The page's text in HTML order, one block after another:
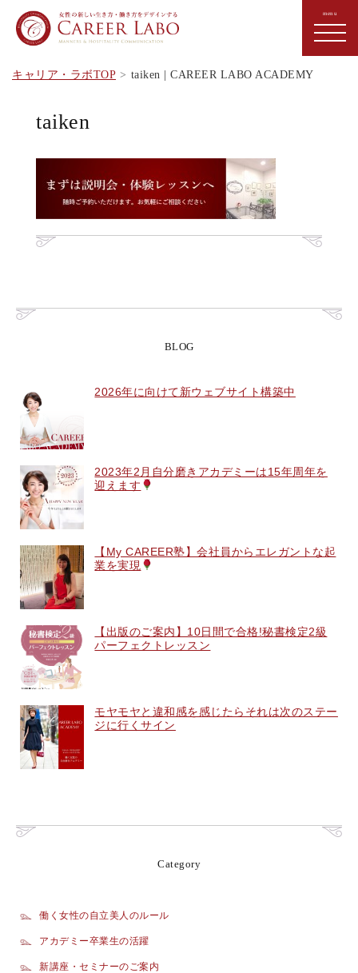
キャリア・ラボTOP taiken | CAREER LABO ACADEMY
taiken
BLOG
2026年に向けて新ウェブサイト構築中
2023年2月自分磨きアカデミーは15年周年を
迎えます
【My CAREER塾】会社員からエレガントな起
業を実現
【出版のご案内】10日間で合格!秘書検定2級
パーフェクトレッスン
モヤモヤと違和感を感じたらそれは次のステー
ジに行くサイン
Category
働く女性の自立美人のルール
アカデミー卒業生の活躍
新講座・セミナーのご案内